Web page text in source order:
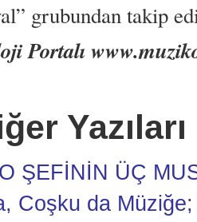
grubundan takip
Portalı
Yazıları
ŞEFİNİN ÜÇ
Coşku da